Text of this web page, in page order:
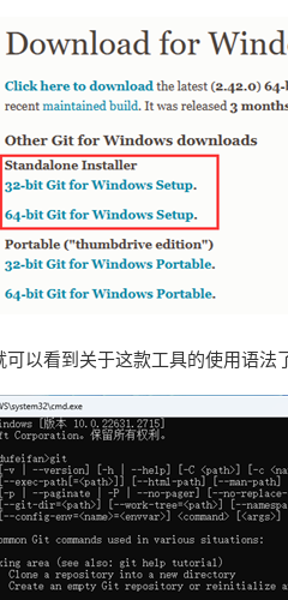
以看到关于这款工具的使用语法